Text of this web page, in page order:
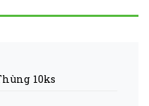
10ks